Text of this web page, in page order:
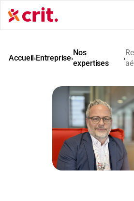
Aller
au
contenu
Accueil›Entreprise›
Nos
expertises
›